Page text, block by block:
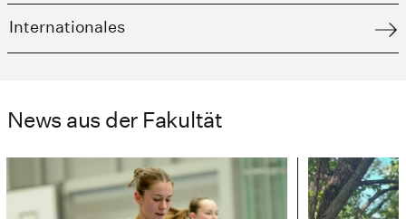
Internationales
News aus der Fakultät